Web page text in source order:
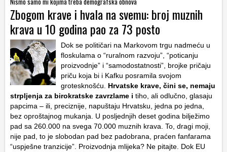
Zbogom krave i hvala na svemu: broj muznih
krava u 10 godina pao za 73 posto
Dok se političari na Markovom trgu nadmeću u
floskulama o “ruralnom razvoju”, “poticanju
proizvodnje” i “samodostatnosti”, brojke pričaju
priču koja bi i Kafku posramila svojom
grotesknošću. Hrvatske krave, čini se, nemaju
strpljenja za birokratske zavrzlame i tiho, ali odlučno, glasaju
papcima – ili, preciznije, napuštaju Hrvatsku, jedna po jedna,
bez oproštajnog mukanja. U posljednjih deset godina bilježimo
pad sa 260.000 na svega 70.000 muznih krava. To, dragi moji,
nije pad, to je slobodan pad bez padobrana, praćen fanfarama
“uspješne tranzicije”. Proizvodnja mlijeka? Ne pitajte. Dok EU